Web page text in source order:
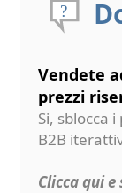
Vendete
prezzi
Si, sblocca
B2B
Clicca qui e